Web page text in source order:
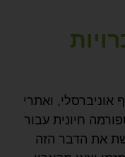
ואתרי
חיונית עבור
את הדבר הזה